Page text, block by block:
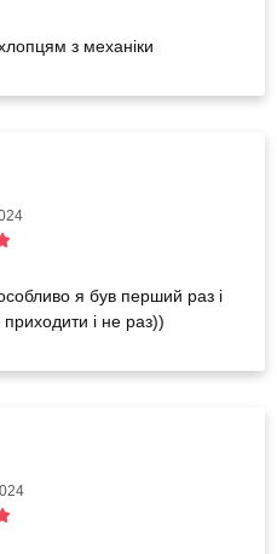
з механіки
я був перший раз і
і не раз))